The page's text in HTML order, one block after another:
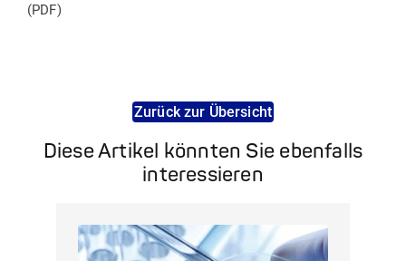
(PDF)
Zurück zur Übersicht
Diese Artikel könnten Sie ebenfalls
interessieren